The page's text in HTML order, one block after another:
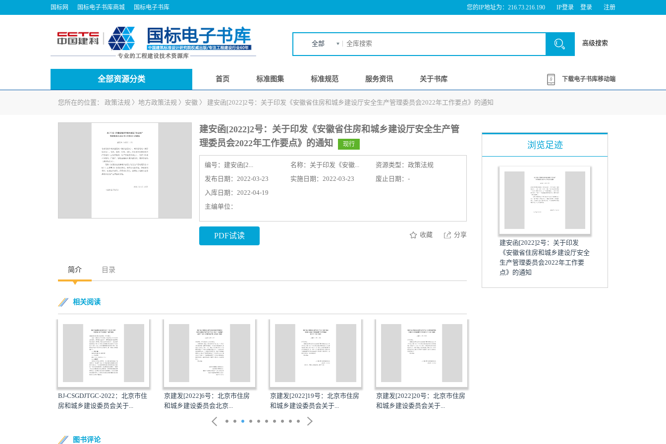
国标网 国标电子书库商城 国标电子书库 您的IP地址为：216.73.216.190 IP登录 登录 注册
全部 高级搜索
全部资源分类 首页 标准图集 标准规范 服务资讯 关于书库 下载电子书库移动端
您所在的位置： 政策法规 〉 地方政策法规 〉 安徽 〉 建安函[2022]2号：关于印发《安徽省住房和城乡建设厅安全生产管理委员会2022年工作要点》的通知
建安函[2022]2号：关于印发《安徽省住房和城乡建设厅安全生产管
理委员会2022年工作要点》的通知
现行
编号： 建安函[2... 名称： 关于印发《安徽...
资源类型：政策法规
发布日期：2022-03-23
实施日期：2022-03-23
废止日期：-
入库日期：2022-04-19
主编单位：
PDF试读 收藏 分享
简介 目录
相关阅读
BJ-CSGDJTGC-2022：北京市住
房和城乡建设委员会关于...
京建发[2022]6号：北京市住房
和城乡建设委员会北京...
京建发[2022]19号：北京市住房
和城乡建设委员会关于...
京建发[2022]20号：北京市住房
和城乡建设委员会关于...
图书评论
浏览足迹
建安函[2022]2号：关于印发
《安徽省住房和城乡建设厅安全
生产管理委员会2022年工作要
点》的通知